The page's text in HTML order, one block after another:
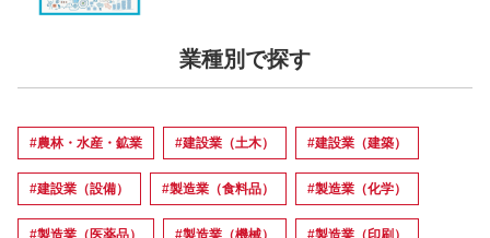
業種別で探す
#農林・水産・鉱業 #建設業（土木） #建設業（建築）
#建設業（設備） #製造業（食料品） #製造業（化学）
#製造業（医薬品） #製造業（機械） #製造業（印刷）